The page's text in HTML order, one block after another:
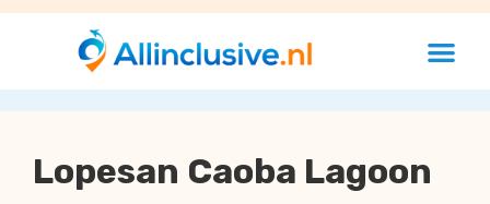
Lopesan Caoba Lagoon